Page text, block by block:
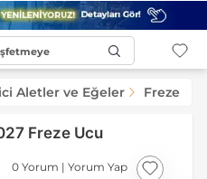
Aletler ve Eğeler Freze
Freze Ucu
0 Yorum | Yorum Yap